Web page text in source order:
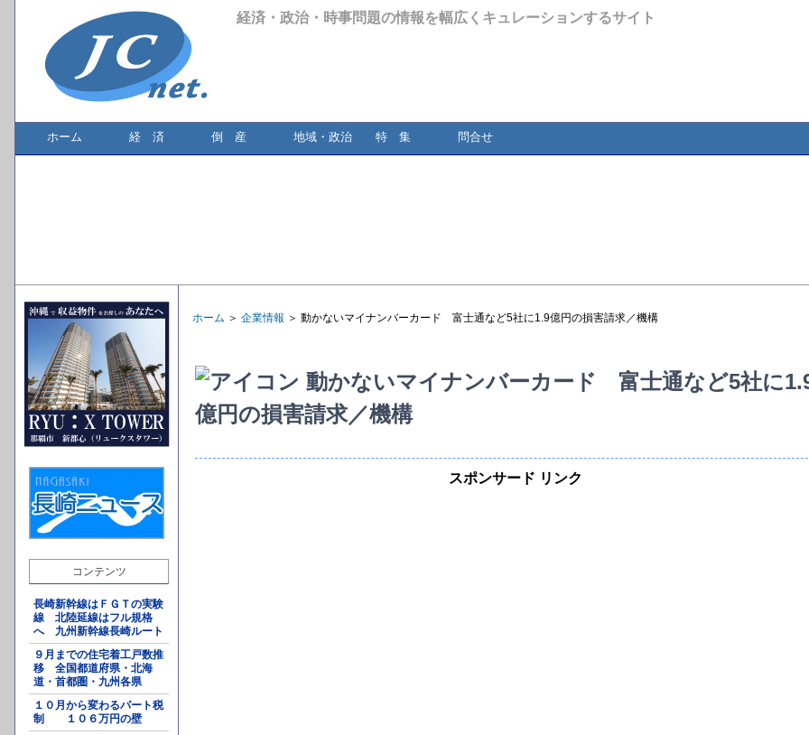
経済・政治・時事問題の情報を幅広くキュレーションするサイト
ホーム 経 済 倒 産 地域・政治 特 集 問合せ
コンテンツ
長崎新幹線はＦＧＴの実験
線 北陸延線はフル規格
へ 九州新幹線長崎ルート
９月までの住宅着工戸数推
移 全国都道府県・北海
道・首都圏・九州各県
１０月から変わるパート税
制 １０６万円の壁
ホーム ＞ 企業情報 ＞ 動かないマイナンバーカード 富士通など5社に1.9億円の損害請求／機構
動かないマイナンバーカード 富士通など5社に
億円の損害請求／機構
スポンサード リンク